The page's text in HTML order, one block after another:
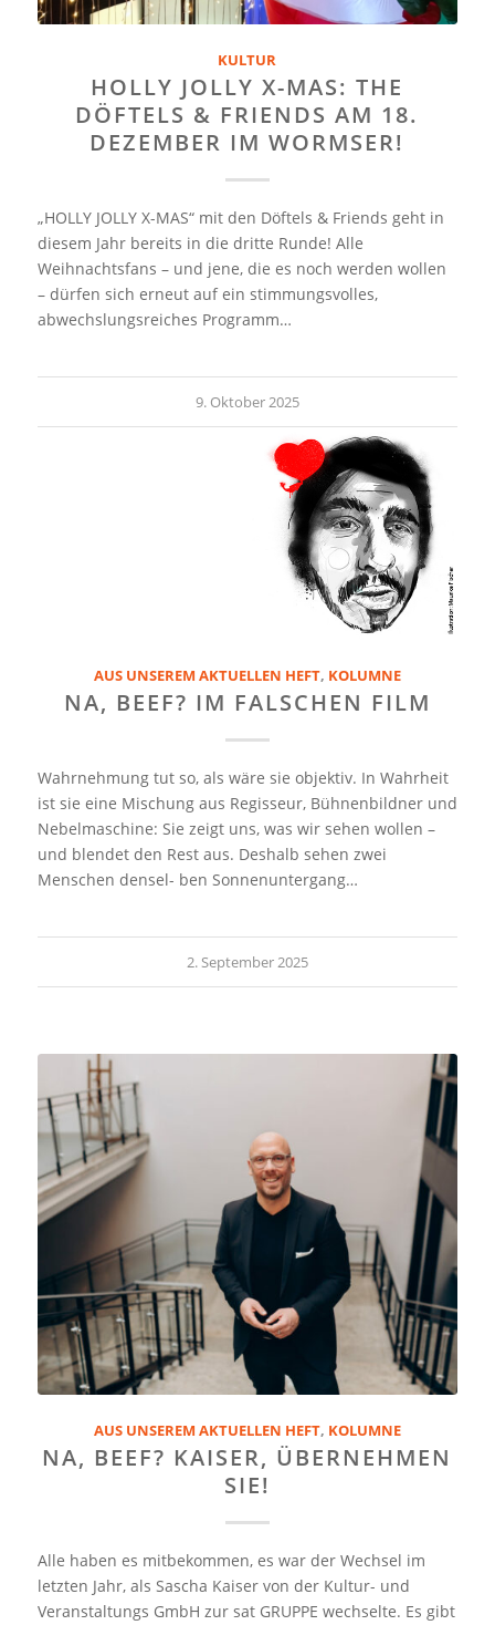
KULTUR
HOLLY JOLLY X-MAS: THE
DÖFTELS & FRIENDS AM 18.
DEZEMBER IM WORMSER!
„HOLLY JOLLY X-MAS“ mit den Döftels & Friends geht in
diesem Jahr bereits in die dritte Runde! Alle
Weihnachtsfans – und jene, die es noch werden wollen
– dürfen sich erneut auf ein stimmungsvolles,
abwechslungsreiches Programm…
9. Oktober 2025
AUS UNSEREM AKTUELLEN HEFT, KOLUMNE
NA, BEEF? IM FALSCHEN FILM
Wahrnehmung tut so, als wäre sie objektiv. In Wahrheit
ist sie eine Mischung aus Regisseur, Bühnenbildner und
Nebelmaschine: Sie zeigt uns, was wir sehen wollen –
und blendet den Rest aus. Deshalb sehen zwei
Menschen densel- ben Sonnenuntergang…
2. September 2025
AUS UNSEREM AKTUELLEN HEFT, KOLUMNE
NA, BEEF? KAISER, ÜBERNEHMEN
SIE!
Alle haben es mitbekommen, es war der Wechsel im
letzten Jahr, als Sascha Kaiser von der Kultur- und
Veranstaltungs GmbH zur sat GRUPPE wechselte. Es gibt